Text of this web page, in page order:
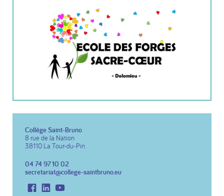
Collège Saint-Bruno
8 rue de la Nation
38110 La Tour-du-Pin
04 74 97 10 02
secretariat@college-saintbruno.eu
FacebookLinkedIn